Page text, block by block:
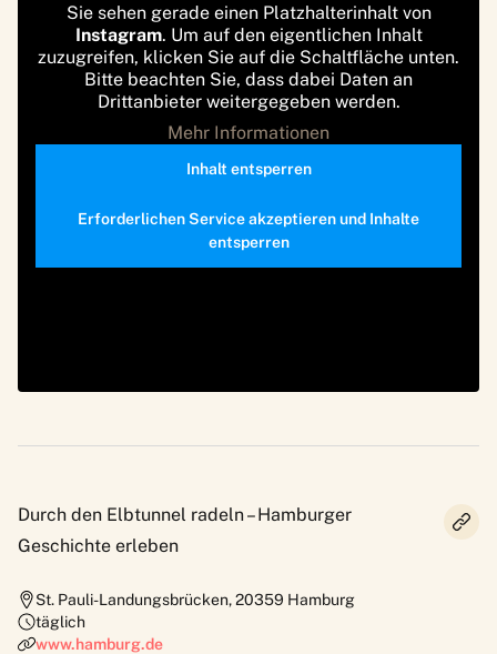
Sie sehen gerade einen Platzhalterinhalt von
Instagram. Um auf den eigentlichen Inhalt
zuzugreifen, klicken Sie auf die Schaltfläche unten.
Bitte beachten Sie, dass dabei Daten an
Drittanbieter weitergegeben werden.
Mehr Informationen
Inhalt entsperren
Erforderlichen Service akzeptieren und Inhalte
entsperren
Durch den Elbtunnel radeln – Hamburger
Geschichte erleben
St. Pauli-Landungsbrücken,20359 Hamburg
täglich
www.hamburg.de